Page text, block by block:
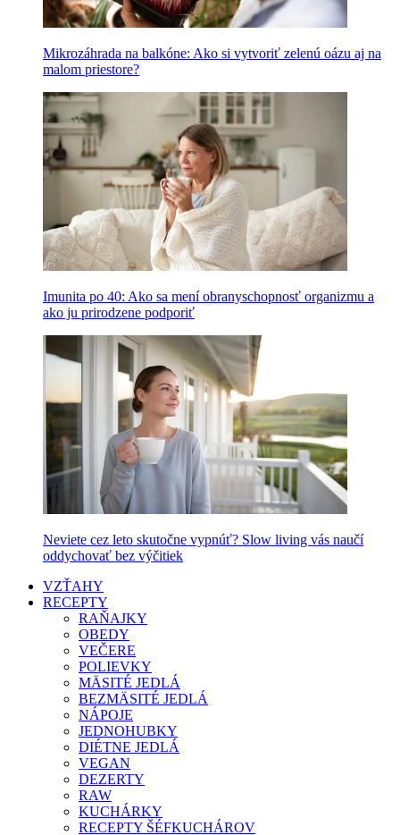
Mikrozáhrada na balkóne: Ako si vytvoriť zelenú oázu aj na
malom priestore?
Imunita po 40: Ako sa mení obranyschopnosť organizmu a
ako ju prirodzene podporiť
Neviete cez leto skutočne vypnúť? Slow living vás naučí
oddychovať bez výčitiek
VZŤAHY
RECEPTY
RAŇAJKY
OBEDY
VEČERE
POLIEVKY
MÄSITÉ JEDLÁ
BEZMÄSITÉ JEDLÁ
NÁPOJE
JEDNOHUBKY
DIÉTNE JEDLÁ
VEGAN
DEZERTY
RAW
KUCHÁRKY
RECEPTY ŠÉFKUCHÁROV